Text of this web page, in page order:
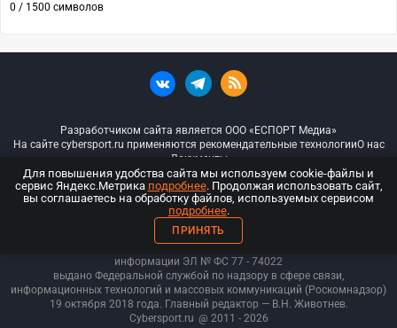
0 / 1500 символов
Разработчиком сайта является ООО «ЕСПОРТ Медиа»
На сайте cybersport.ru применяются рекомендательные технологииО нас
Документы
© ООО «Киберспорт.ру» — Все права защищены
18+
ООО «Киберспорт.ру». Свидетельство о регистрации средств массовой
информации ЭЛ № ФС 77 - 74022
выдано Федеральной службой по надзору в сфере связи,
информационных технологий и массовых коммуникаций (Роскомнадзор)
19 октября 2018 года. Главный редактор — В.Н. Животнев.
Cybersport.ru @ 2011 - 2026
Для повышения удобства сайта мы используем cookie-файлы и
сервис Яндекс.Метрика подробнее. Продолжая использовать сайт,
вы соглашаетесь на обработку файлов, используемых сервисом
подробнее.
ПРИНЯТЬ